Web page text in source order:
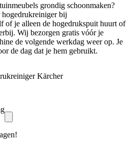
grondig schoonmaken?
bij
of je alleen de hogedrukspuit huurt of
Wij bezorgen gratis vóór je
de volgende werkdag weer op. Je
de dag dat je hem gebruikt.
Kärcher